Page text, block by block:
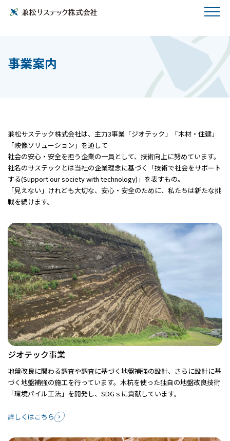
事業案内
兼松サステック株式会社は、主力3事業「ジオテック」「木材・住建」
「映像ソリューション」を通して
社会の安心・安全を担う企業の一員として、技術向上に努めています。
社名のサステックとは当社の企業理念に基づく「技術で社会をサポート
する(Support our society with technology)」を表すもの。
「見えない」けれども大切な、安心・安全のために、私たちは新たな挑
戦を続けます。
ジオテック事業
地盤改良に関わる調査や調査に基づく地盤補強の設計、さらに設計に基
づく地盤補強の施工を行っています。木杭を使った独自の地盤改良技術
「環境パイル工法」を開発し、SDGｓに貢献しています。
詳しくはこちら